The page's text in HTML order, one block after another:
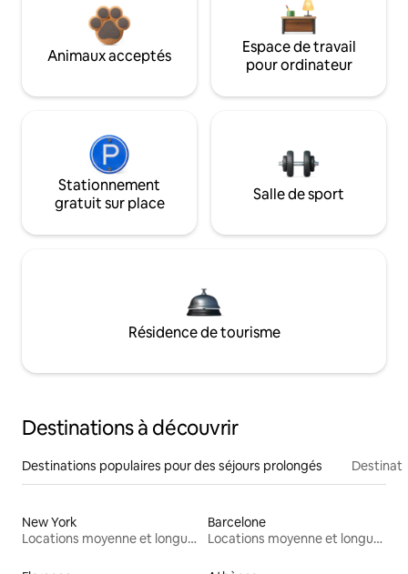
Animaux acceptés
Espace de travail
pour ordinateur
Stationnement
gratuit sur place
Salle de sport
Résidence de tourisme
Destinations à découvrir
Destinations populaires pour des séjours prolongés
New York
Locations moyenne et longue durée
Barcelone
Locations moyenne et longue durée